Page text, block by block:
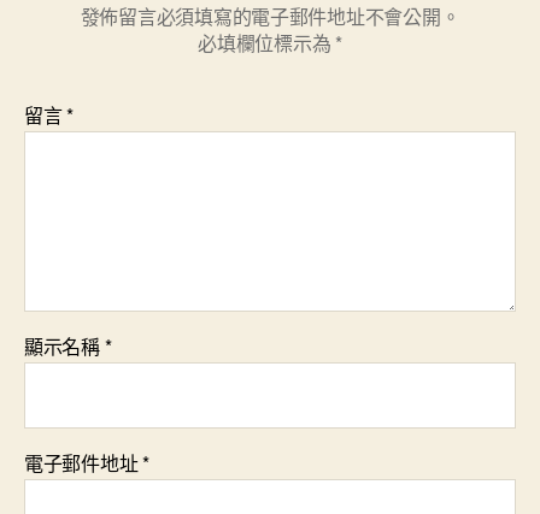
發佈留言必須填寫的電子郵件地址不會公開。
必填欄位標示為 *
留言*
顯示名稱*
電子郵件地址*